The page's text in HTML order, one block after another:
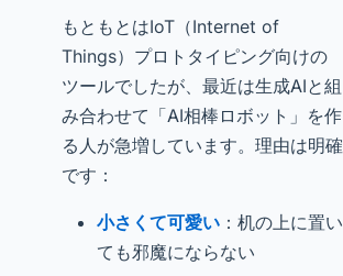
もともとはIoT（Internet of
Things）プロトタイピング向けの
ツールでしたが、最近は生成AIと組
み合わせて「AI相棒ロボット」を作
る人が急増しています。理由は明確
です：
小さくて可愛い ：机の上に置い
ても邪魔にならない